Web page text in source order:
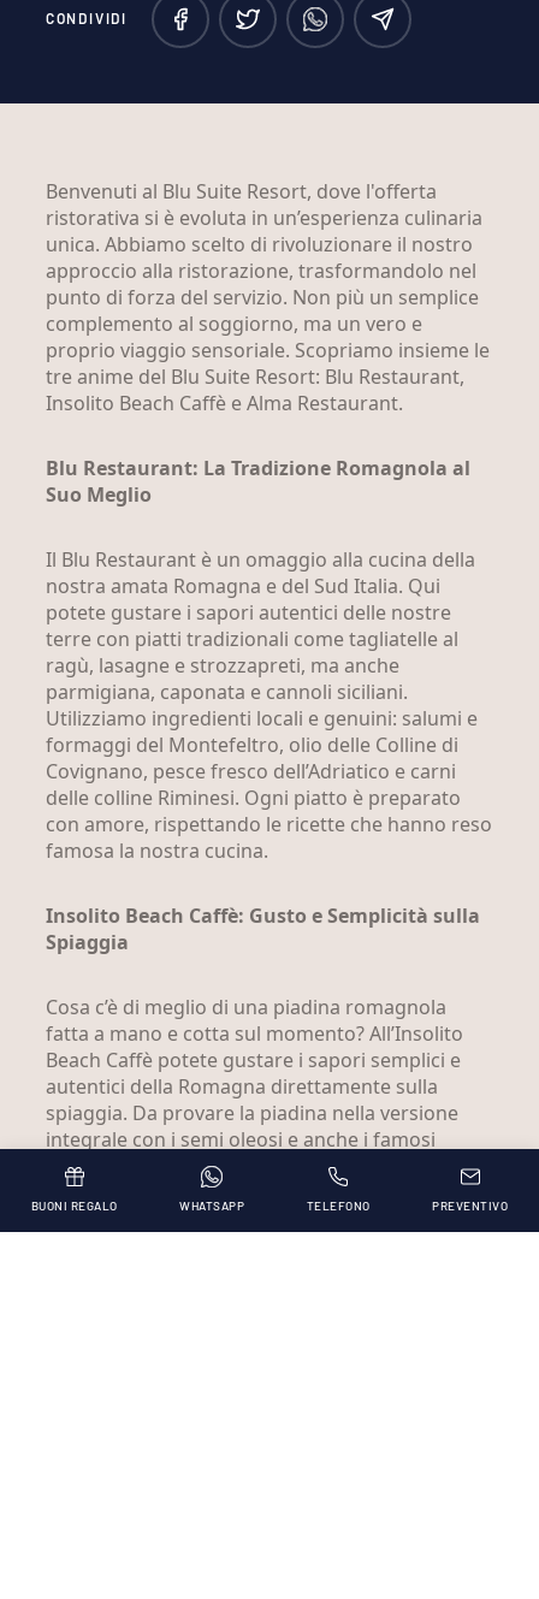
BUONI REGALO TELEFONO PREVENTIVO
WHATSAPP
CONDIVIDI
Benvenuti al Blu Suite Resort, dove l'offerta
ristorativa si è evoluta in un’esperienza culinaria
unica. Abbiamo scelto di rivoluzionare il nostro
approccio alla ristorazione, trasformandolo nel
punto di forza del servizio. Non più un semplice
complemento al soggiorno, ma un vero e
proprio viaggio sensoriale. Scopriamo insieme le
tre anime del Blu Suite Resort: Blu Restaurant,
Insolito Beach Caffè e Alma Restaurant.
Blu Restaurant: La Tradizione Romagnola al
Suo Meglio
Il Blu Restaurant è un omaggio alla cucina della
nostra amata Romagna e del Sud Italia. Qui
potete gustare i sapori autentici delle nostre
terre con piatti tradizionali come tagliatelle al
ragù, lasagne e strozzapreti, ma anche
parmigiana, caponata e cannoli siciliani.
Utilizziamo ingredienti locali e genuini: salumi e
formaggi del Montefeltro, olio delle Colline di
Covignano, pesce fresco dell’Adriatico e carni
delle colline Riminesi. Ogni piatto è preparato
con amore, rispettando le ricette che hanno reso
famosa la nostra cucina.
Insolito Beach Caffè: Gusto e Semplicità sulla
Spiaggia
Cosa c’è di meglio di una piadina romagnola
fatta a mano e cotta sul momento? All’Insolito
Beach Caffè potete gustare i sapori semplici e
autentici della Romagna direttamente sulla
spiaggia. Da provare la piadina nella versione
integrale con i semi oleosi e anche i famosi
cassoni, ripieni di delizie che soddisferanno ogni
palato. L'Insolito ti accoglie con un’atmosfera
informale e rilassata, perfetta per un pasto